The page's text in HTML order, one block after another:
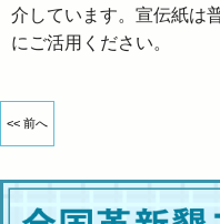
介しています。宣伝紙は
にご活用ください。
<< 前へ